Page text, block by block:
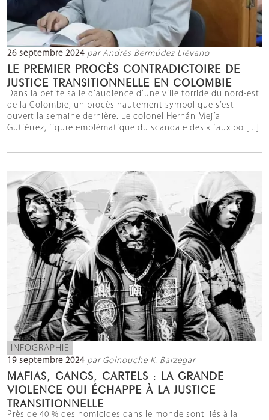
26 septembre 2024 par Andrés Bermúdez Liévano
LE PREMIER PROCÈS CONTRADICTOIRE DE
JUSTICE TRANSITIONNELLE EN COLOMBIE
Dans la petite salle d’audience d’une ville torride du nord-est
de la Colombie, un procès hautement symbolique s’est
ouvert la semaine dernière. Le colonel Hernán Mejía
Gutiérrez, figure emblématique du scandale des « faux po [...]
INFOGRAPHIE
19 septembre 2024 par Golnouche K. Barzegar
MAFIAS, GANGS, CARTELS : LA GRANDE
VIOLENCE QUI ÉCHAPPE À LA JUSTICE
TRANSITIONNELLE
Près de 40 % des homicides dans le monde sont liés à la